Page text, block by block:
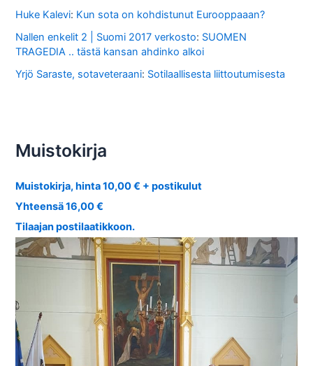
Huke Kalevi: Kun sota on kohdistunut Eurooppaaan?
Nallen enkelit 2 | Suomi 2017 verkosto: SUOMEN
TRAGEDIA .. tästä kansan ahdinko alkoi
Yrjö Saraste, sotaveteraani: Sotilaallisesta liittoutumisesta
Muistokirja
Muistokirja, hinta 10,00 € + postikulut
Yhteensä 16,00 €
Tilaajan postilaatikkoon.